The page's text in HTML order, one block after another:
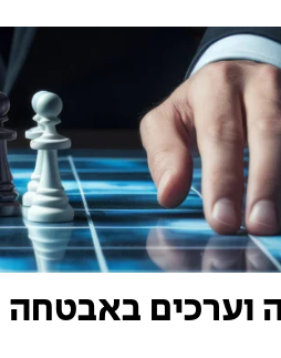
וערכים באבטחה